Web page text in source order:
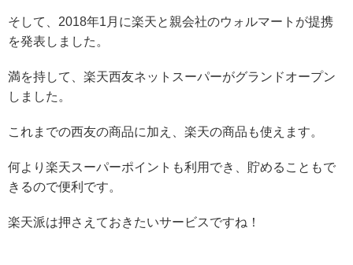
そして、2018年1月に楽天と親会社のウォルマートが提携
を発表しました。
満を持して、楽天西友ネットスーパーがグランドオープン
しました。
これまでの西友の商品に加え、楽天の商品も使えます。
何より楽天スーパーポイントも利用でき、貯めることもで
きるので便利です。
楽天派は押さえておきたいサービスですね！